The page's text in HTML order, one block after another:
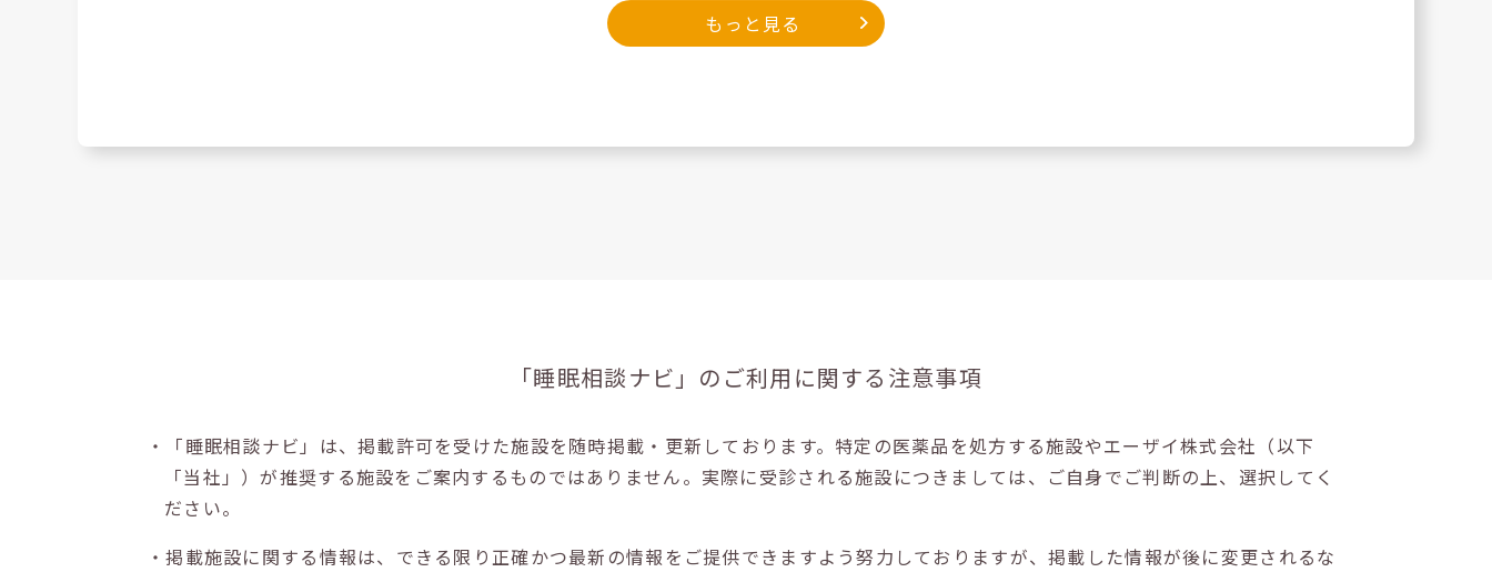
もっと見る
「睡眠相談ナビ」の ご利用に関する注意事項
・「睡眠相談ナビ」は、掲載許可を受けた施設を随時掲載・更新しております。特定の医薬品を処方する施設やエーザイ株式会社（以下
「当社」）が推奨する施設をご案内するものではありません。実際に受診される施設につきましては、ご自身でご判断の上、選択してく
ださい。
・掲載施設に関する情報は、できる限り正確かつ最新の情報をご提供できますよう努力しておりますが、掲載した情報が後に変更されるな